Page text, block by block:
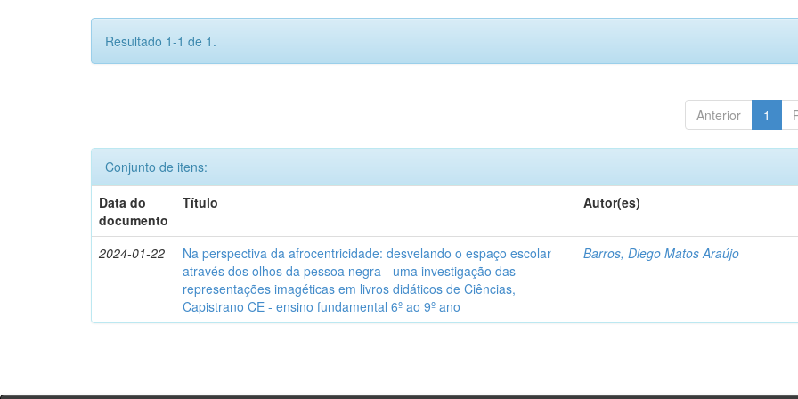
Resultado 1-1 de 1.
Anterior 1
Conjunto de itens:
Data do
documento
Título Autor(es)
2024-01-22
Na perspectiva da afrocentricidade: desvelando o espaço escolar
através dos olhos da pessoa negra - uma investigação das
representações imagéticas em livros didáticos de Ciências,
Capistrano CE - ensino fundamental 6º ao 9º ano
Barros, Diego Matos Araújo